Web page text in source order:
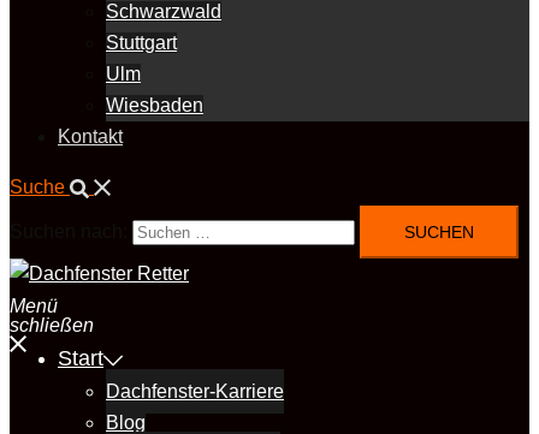
Schwarzwald
Stuttgart
Ulm
Wiesbaden
Kontakt
Suche
Menü
schließen
Start
Dachfenster-Karriere
Blog